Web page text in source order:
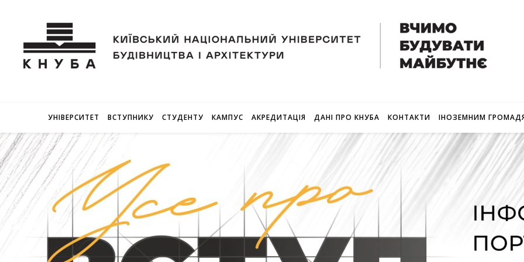
УНІВЕРСИТЕТ ВСТУПНИКУ СТУДЕНТУ КАМПУС АКРЕДИТАЦІЯ ДАНІ ПРО КНУБА КОНТАКТИ ІНОЗЕМНИМ